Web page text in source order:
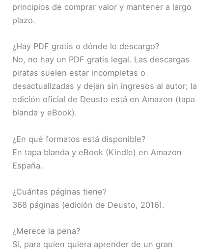
principios de comprar valor y mantener a largo
plazo.
¿Hay PDF gratis o dónde lo descargo?
No, no hay un PDF gratis legal. Las descargas
piratas suelen estar incompletas o
desactualizadas y dejan sin ingresos al autor; la
edición oficial de Deusto está en Amazon (tapa
blanda y eBook).
¿En qué formatos está disponible?
En tapa blanda y eBook (Kindle) en Amazon
España.
¿Cuántas páginas tiene?
368 páginas (edición de Deusto, 2016).
¿Merece la pena?
Sí, para quien quiera aprender de un gran